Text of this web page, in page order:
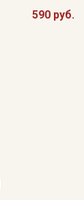
590 руб.